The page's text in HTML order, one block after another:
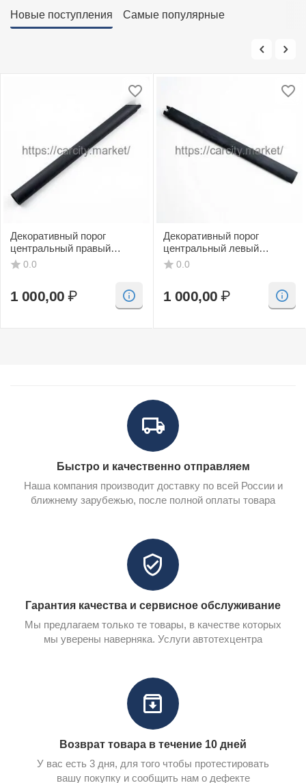
Новые поступления Самые популярные
Декоративный порог
центральный правый
(черный, CV) SAAB 9-3
0.0
1 000,00 ₽
Декоративный порог
центральный левый
(черный, CV) SAAB 9-3
0.0
1 000,00 ₽
Быстро и качественно отправляем
Наша компания производит доставку по всей России и
ближнему зарубежью, после полной оплаты товара
Гарантия качества и сервисное обслуживание
Мы предлагаем только те товары, в качестве которых
мы уверены наверняка. Услуги автотехцентра
Возврат товара в течение 10 дней
У вас есть 3 дня, для того чтобы протестировать
вашу покупку и сообщить нам о дефекте